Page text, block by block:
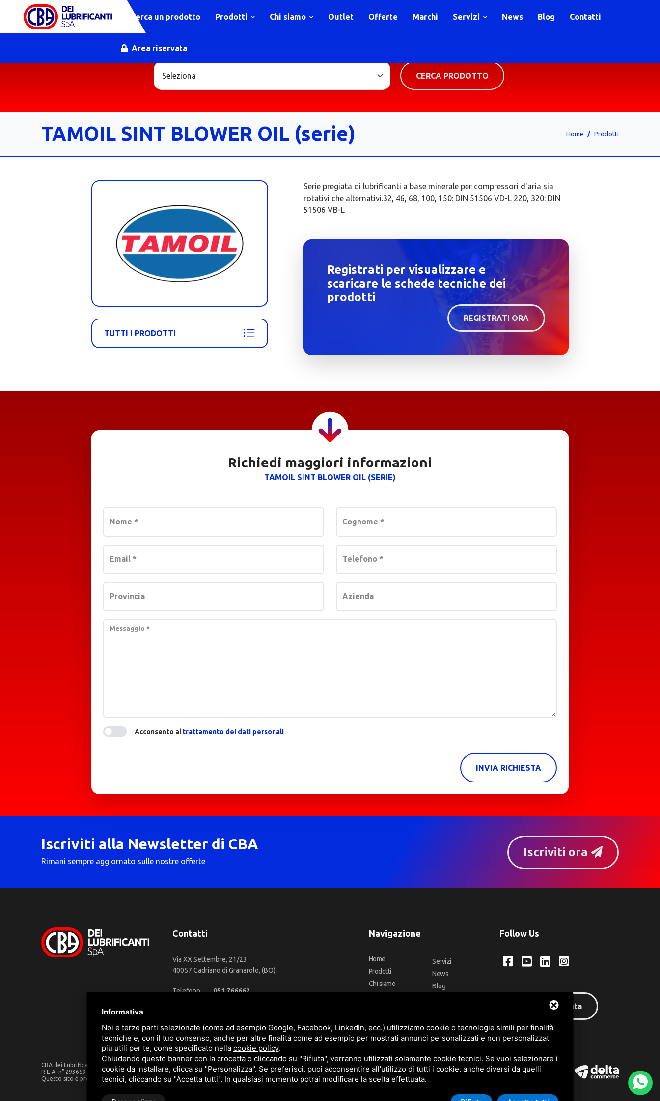
Cerca un prodotto Prodotti Chi siamo Outlet Offerte Marchi Servizi News Blog Contatti
Area riservata
CERCA PRODOTTO
TAMOIL SINT BLOWER OIL (serie) Home Prodotti
TUTTI I PRODOTTI
Serie pregiata di lubrificanti a base minerale per compressori d'aria sia
rotativi che alternativi.32, 46, 68, 100, 150: DIN 51506 VD-L 220, 320: DIN
51506 VB-L
Registrati per visualizzare e
scaricare le schede tecniche dei
prodotti
REGISTRATI ORA
Richiedi maggiori informazioni
TAMOIL SINT BLOWER OIL (SERIE)
Nome * Cognome *
Email * Telefono *
Provincia Azienda
Messaggio *
Acconsento altrattamento dei dati personali
INVIA RICHIESTA
Iscriviti alla Newsletter di CBA
Rimani sempre aggiornato sulle nostre offerte
Iscriviti ora
Contatti
Via XX Settembre, 21/23
40057 Cadriano di Granarolo, (BO)
Telefono
051 766662
Navigazione
Home
Prodotti
Chi siamo
Servizi
News
Blog
Follow Us
Area riservata
CBA dei Lubrificanti Spa - P. IVA 00624811204 - Codice fiscale 03472740376
R.E.A. n° 293659 - REG. IMPRESE BO Capitale Sociale €. 120.000 int. versati -Sitemap
Questo sito è protetto da Google reCAPTCHA v3,Privacy Policye Termini di serviziodi Google
Informativa
Noi e terze parti selezionate (come ad esempio Google, Facebook, LinkedIn, ecc.) utilizziamo cookie o tecnologie simili per finalità
tecniche e, con il tuo consenso, anche per altre finalità come ad esempio per mostrati annunci personalizzati e non personalizzati
più utili per te, come specificato nella cookie policy.
Chiudendo questo banner con la crocetta o cliccando su "Rifiuta", verranno utilizzati solamente cookie tecnici. Se vuoi selezionare i
cookie da installare, clicca su "Personalizza". Se preferisci, puoi acconsentire all'utilizzo di tutti i cookie, anche diversi da quelli
tecnici, cliccando su "Accetta tutti". In qualsiasi momento potrai modificare la scelta effettuata.